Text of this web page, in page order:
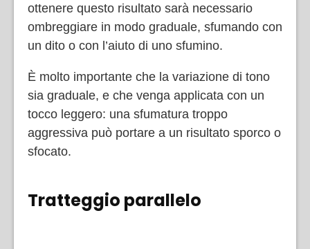
ottenere questo risultato sarà necessario
ombreggiare in modo graduale, sfumando con
un dito o con l’aiuto di uno sfumino.
È molto importante che la variazione di tono
sia graduale, e che venga applicata con un
tocco leggero: una sfumatura troppo
aggressiva può portare a un risultato sporco o
sfocato.
Tratteggio parallelo